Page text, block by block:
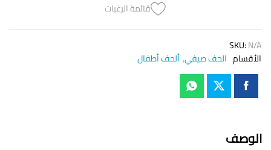
قائمة الرغبات
SKU:N/A
الأقسام الحف صيفي,ألحف أطفال
الوصف